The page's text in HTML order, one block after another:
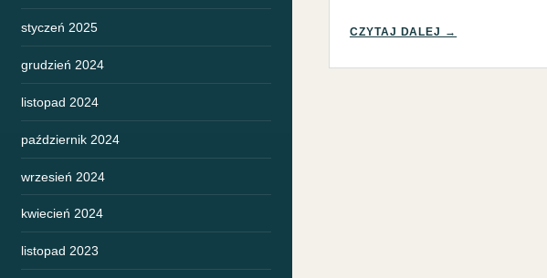
styczeń 2025
grudzień 2024
listopad 2024
październik 2024
wrzesień 2024
kwiecień 2024
listopad 2023
CZYTAJ DALEJ →